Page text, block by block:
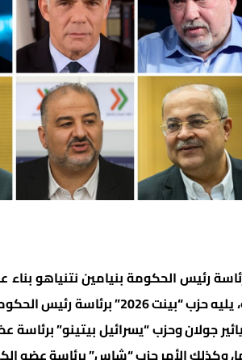
جولان وحزب “يسرائيل بيتينو”